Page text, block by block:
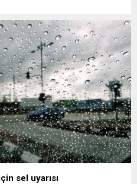
hakkı tanıyan “öğrenci
sel uyarısı